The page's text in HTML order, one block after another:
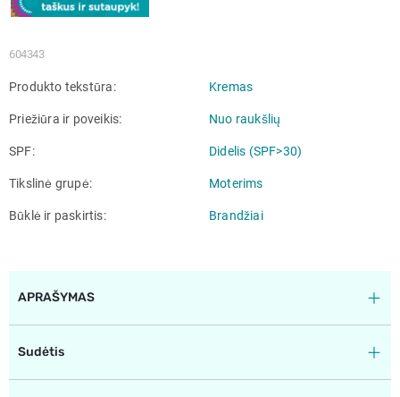
604343
Produkto tekstūra Kremas
Priežiūra ir poveikis Nuo raukšlių
SPF Didelis (SPF>30)
Tikslinė grupė Moterims
Būklė ir paskirtis Brandžiai
APRAŠYMAS
Sudėtis